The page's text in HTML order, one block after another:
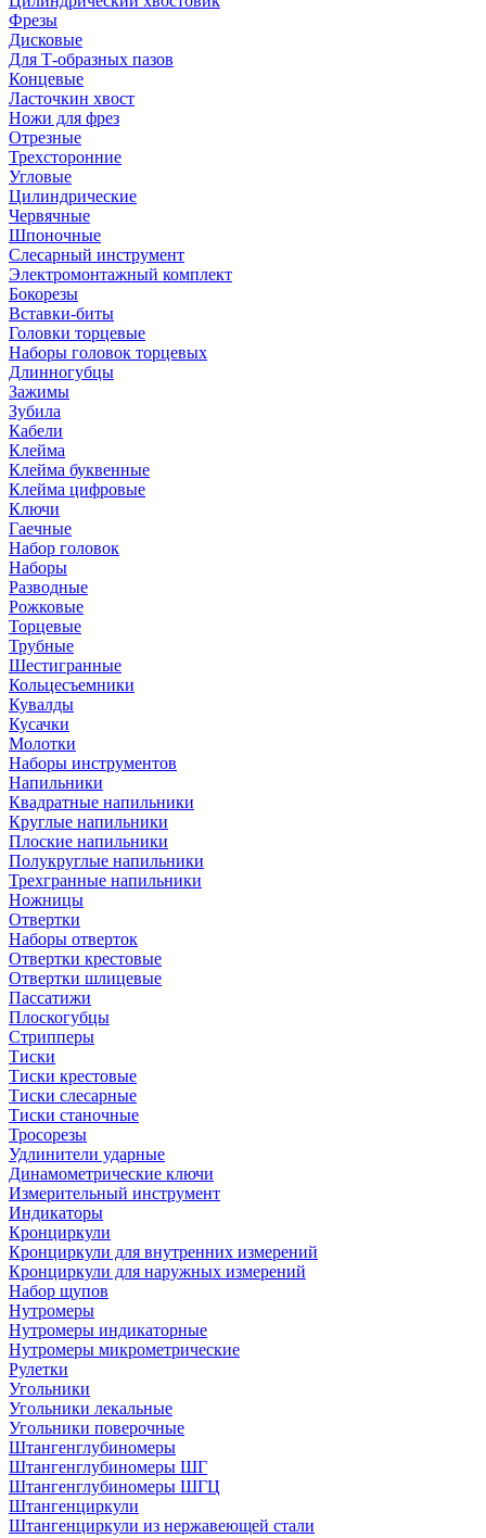
Фрезы
Дисковые
Для Т-образных пазов
Концевые
Ласточкин хвост
Ножи для фрез
Отрезные
Трехсторонние
Угловые
Цилиндрические
Червячные
Шпоночные
Слесарный инструмент
Электромонтажный комплект
Бокорезы
Вставки-биты
Головки торцевые
Наборы головок торцевых
Длинногубцы
Зажимы
Зубила
Кабели
Клейма
Клейма буквенные
Клейма цифровые
Ключи
Гаечные
Набор головок
Наборы
Разводные
Рожковые
Торцевые
Трубные
Шестигранные
Кольцесъемники
Кувалды
Кусачки
Молотки
Наборы инструментов
Напильники
Квадратные напильники
Круглые напильники
Плоские напильники
Полукруглые напильники
Трехгранные напильники
Ножницы
Отвертки
Наборы отверток
Отвертки крестовые
Отвертки шлицевые
Пассатижи
Плоскогубцы
Стрипперы
Тиски
Тиски крестовые
Тиски слесарные
Тиски станочные
Тросорезы
Удлинители ударные
Динамометрические ключи
Измерительный инструмент
Индикаторы
Кронциркули
Кронциркули для внутренних измерений
Кронциркули для наружных измерений
Набор щупов
Нутромеры
Нутромеры индикаторные
Нутромеры микрометрические
Рулетки
Угольники
Угольники лекальные
Угольники поверочные
Штангенглубиномеры
Штангенглубиномеры ШГ
Штангенглубиномеры ШГЦ
Штангенциркули
Штангенциркули из нержавеющей стали